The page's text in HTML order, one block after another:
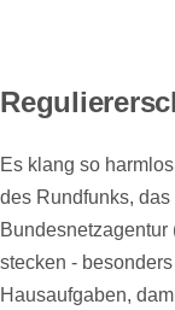
Es klang so
des Rundfunks,
stecken -
Hausaufgaben,